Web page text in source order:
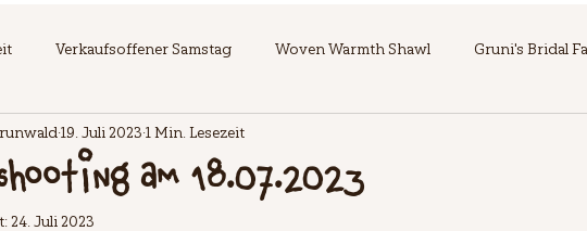
Verkaufsoffener Samstag Woven Warmth Shawl Gruni's Bridal
am 18.07.2023
19. Juli 2023 1 Min. Lesezeit
24. Juli 2023